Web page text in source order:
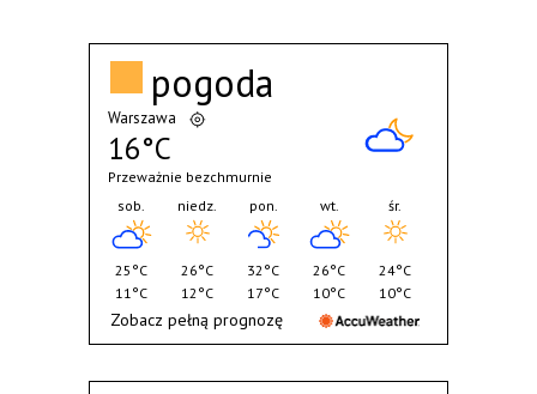
pogoda
Warszawa
16°C
Przeważnie bezchmurnie
sob.
25°C
11°C
niedz.
26°C
12°C
pon.
32°C
17°C
wt.
26°C
10°C
śr.
24°C
10°C
Zobacz pełną prognozę